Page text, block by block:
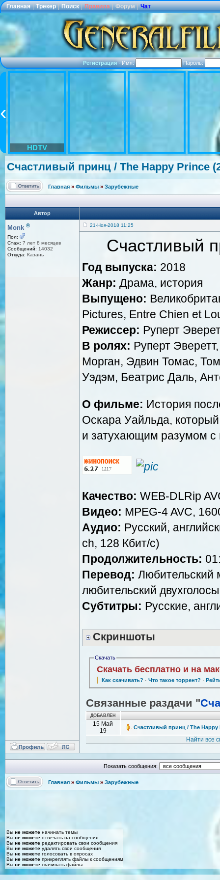
Главная | Трекер | Поиск | Правила | Форум | Чат
Регистрация·Имя: Пароль:
HDTV
Счастливый принц / The Happy Prince
Главная » Фильмы » Зарубежные
Автор
Monk ®
Пол:
Стаж: 7 лет 8 месяцев
Сообщений: 14032
Откуда: Казань
21-Ноя-2018 11:25
Счастливый
Год выпуска: 2018
Жанр: Драма, история
Выпущено:
Pictures, Entre Chien et
Режиссер: Руперт
В ролях: Руперт
Морган, Эдвин Томас,
Уэдэм, Беатрис Даль,
О фильме: История
Оскара Уайльда,
и затухающим разумом
Качество: WEB-DLRip
Видео: MPEG-4 AVC,
Аудио: Русский,
ch, 128 Кбит/с)
Продолжительность:
Перевод: Любительский
любительский
Субтитры: Русские,
Скриншоты
Скачать
Скачать бесплатно и на
Как скачивать? · Что такое торрент? ·
Связанные раздачи "
ДОБАВЛЕН
15 Май
19
Счастливый принц / The Happy
Найти все
Показать сообщения:
Главная » Фильмы » Зарубежные
Вы не можете начинать темы
Вы не можете отвечать на сообщения
Вы не можете редактировать свои сообщения
Вы не можете удалять свои сообщения
Вы не можете голосовать в опросах
Вы не можете прикреплять файлы к сообщениям
Вы не можете скачивать файлы